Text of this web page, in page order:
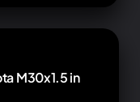
M30x1.5 in